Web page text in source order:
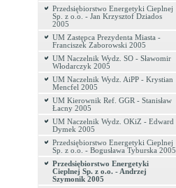
Przedsiębiorstwo Energetyki Cieplnej
Sp. z o.o. - Jan Krzysztof Dziados
2005
UM Zastępca Prezydenta Miasta -
Franciszek Zaborowski 2005
UM Naczelnik Wydz. SO - Sławomir
Włodarczyk 2005
UM Naczelnik Wydz. AiPP - Krystian
Mencfel 2005
UM Kierownik Ref. GGR - Stanisław
Łacny 2005
UM Naczelnik Wydz. OKiZ - Edward
Dymek 2005
Przedsiębiorstwo Energetyki Cieplnej
Sp. z o.o. - Bogusława Tyburska 2005
Przedsiębiorstwo Energetyki
Cieplnej Sp. z o.o. - Andrzej
Szymonik 2005